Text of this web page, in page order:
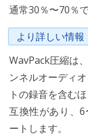
通常30％〜70％で
より詳しい情報
WavPack圧縮は
ンネルオーディ
トの録音を含む
互換性があり、
ートします。